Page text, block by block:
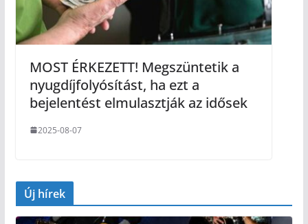
MOST ÉRKEZETT! Megszüntetik a
nyugdíjfolyósítást, ha ezt a
bejelentést elmulasztják az idősek
2025-08-07
Új hírek